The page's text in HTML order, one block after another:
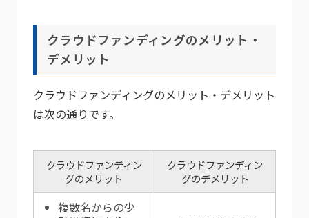
クラウドファンディングのメリット・
デメリット
クラウドファンディングのメリット・デメリット
は次の通りです。
クラウドファンディン
グのメリット
クラウドファンディン
グのデメリット
複数名からの少